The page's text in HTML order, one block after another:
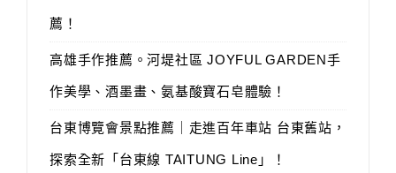
薦！
高雄手作推薦。河堤社區 JOYFUL GARDEN手
作美學、酒墨畫、氨基酸寶石皂體驗！
台東博覽會景點推薦｜走進百年車站 台東舊站，
探索全新「台東線 TAITUNG Line」！